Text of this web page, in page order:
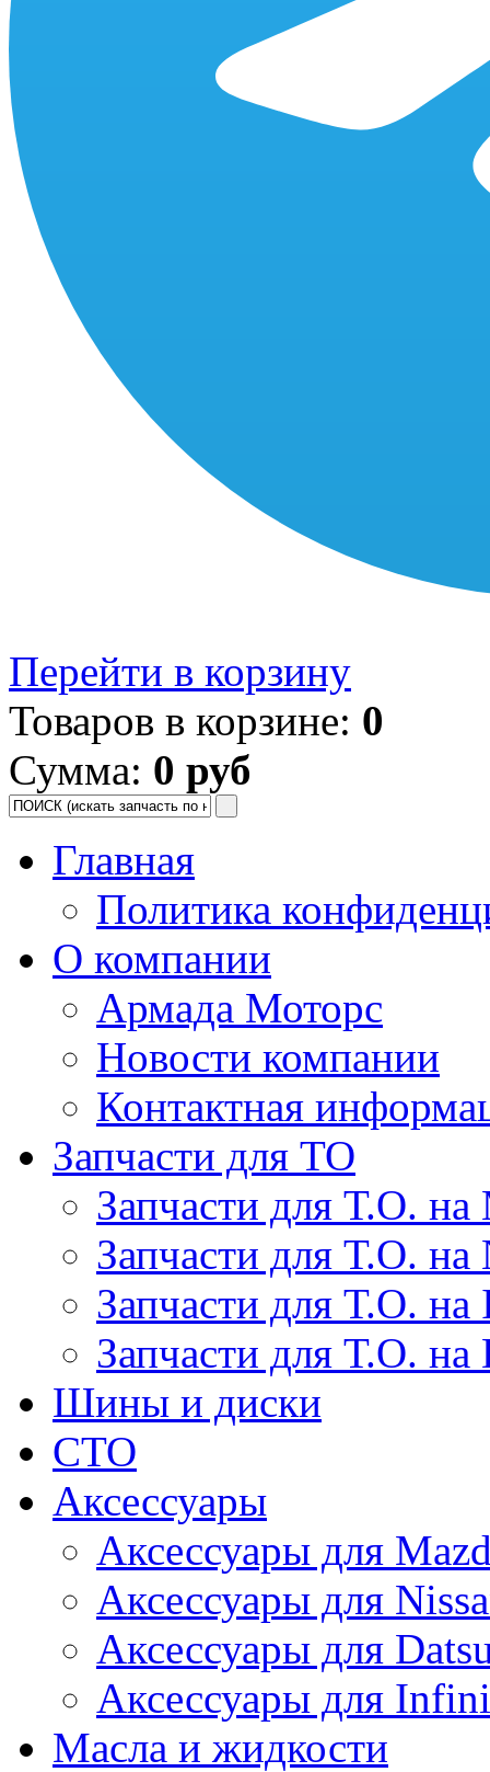
Перейти в корзину
Товаров в корзине: 0
Сумма: 0 руб
Главная
Политика
О компании
Армада Моторс
Новости компании
Контактная
Запчасти для ТО
Запчасти для Т.О. на
Запчасти для Т.О. на
Запчасти для Т.О.
Запчасти для Т.О. на
Шины и диски
СТО
Аксессуары
Аксессуары для
Аксессуары для
Аксессуары для
Аксессуары для
Масла и жидкости